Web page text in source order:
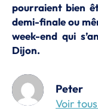
pourraient bien
demi-finale ou
week-end qui
Dijon.
Peter
Voir